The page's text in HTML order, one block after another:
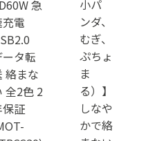
急
電
タ転
絡まな
全2色 2
証
小パ
ンダ、
むぎ、
ぷちょ
ま
る）】
しなや
かで絡